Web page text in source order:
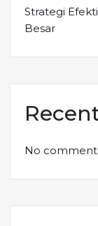
Strategi
Besar
No